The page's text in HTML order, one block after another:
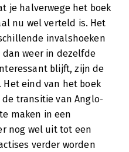
je halverwege het boek
nu wel verteld is. Het
invalshoeken
weer in dezelfde
blijft, zijn de
eind van het boek
transitie van Anglo-
maken in een
nog wel uit tot een
verder worden